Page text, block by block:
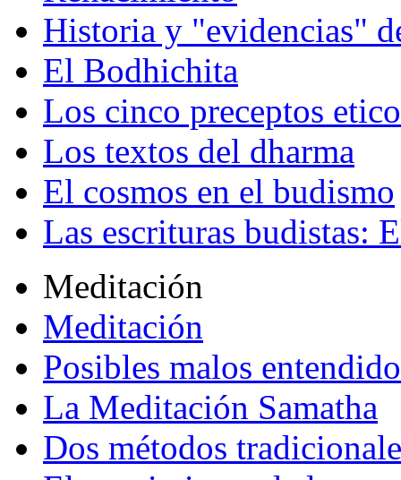
Historia y "evidencias"
El Bodhichita
Los cinco preceptos
Los textos del dharma
El cosmos en el budismo
Las escrituras budistas:
Meditación
Meditación
Posibles malos
La Meditación Samatha
Dos métodos